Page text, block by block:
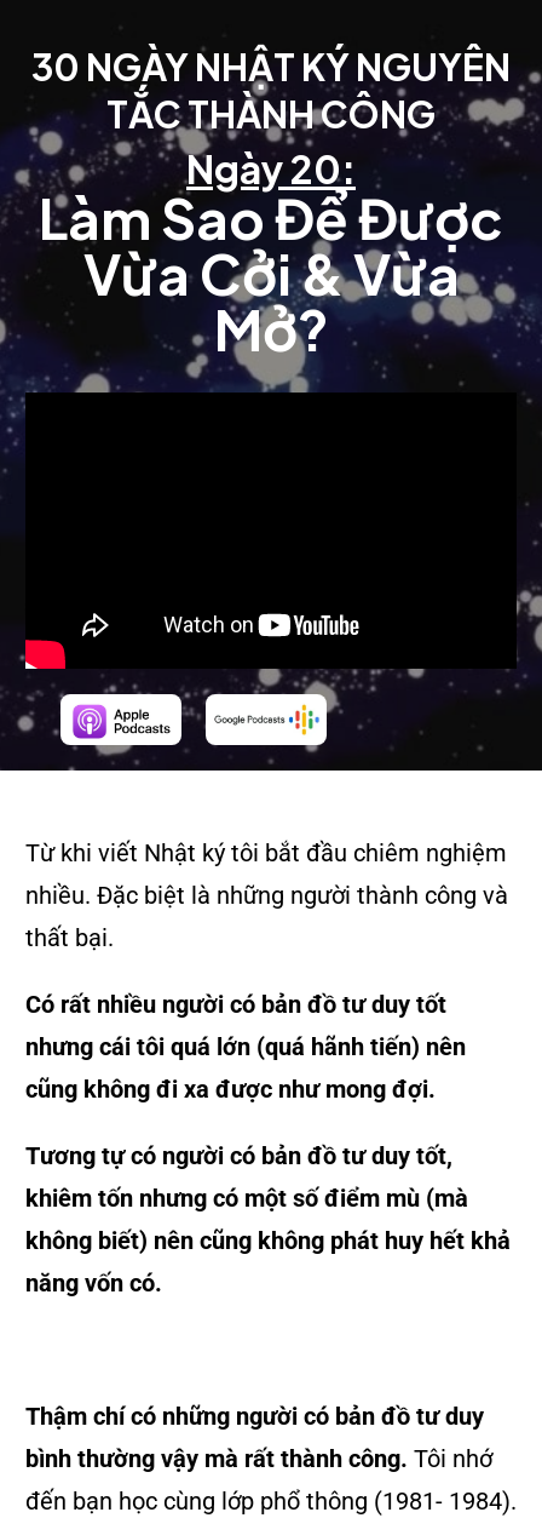
30 NGÀY NHẬT KÝ NGUYÊN
TẮC THÀNH CÔNG
Ngày 20:
Làm Sao Để Được
Vừa Cởi & Vừa
Mở?
Từ khi viết Nhật ký tôi bắt đầu chiêm nghiệm
nhiều. Đặc biệt là những người thành công và
thất bại.
Có rất nhiều người có bản đồ tư duy tốt
nhưng cái tôi quá lớn (quá hãnh tiến) nên
cũng không đi xa được như mong đợi.
Tương tự có người có bản đồ tư duy tốt,
khiêm tốn nhưng có một số điểm mù (mà
không biết) nên cũng không phát huy hết khả
năng vốn có.
Thậm chí có những người có bản đồ tư duy
bình thường vậy mà rất thành công. Tôi nhớ
đến bạn học cùng lớp phổ thông (1981- 1984).